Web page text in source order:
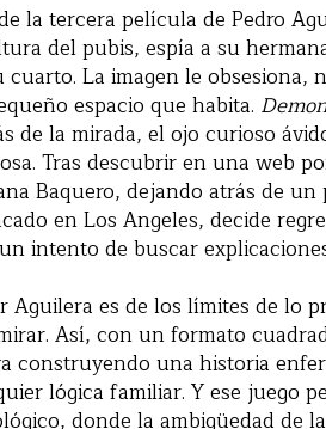
la tercera película de Pedro
del pubis, espía a su
La imagen le obsesiona,
espacio que habita.
de la mirada, el ojo curioso
Tras descubrir en una web
Baquero, dejando atrás de
en Los Angeles, decide
intento de buscar
Aguilera es de los límites de lo
Así, con un formato
construyendo una historia
lógica familiar. Y ese juego
donde la ambigüedad de